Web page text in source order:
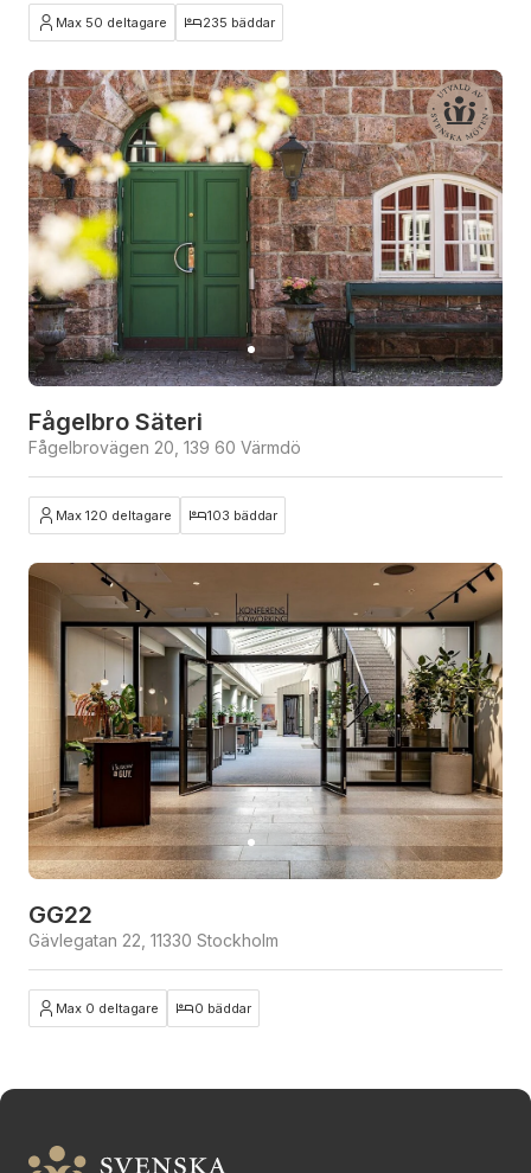
Max 50 deltagare 235 bäddar
Fågelbro Säteri
Fågelbrovägen 20, 139 60 Värmdö
Max 120 deltagare 103 bäddar
GG22
Gävlegatan 22, 11330 Stockholm
Max 0 deltagare 0 bäddar